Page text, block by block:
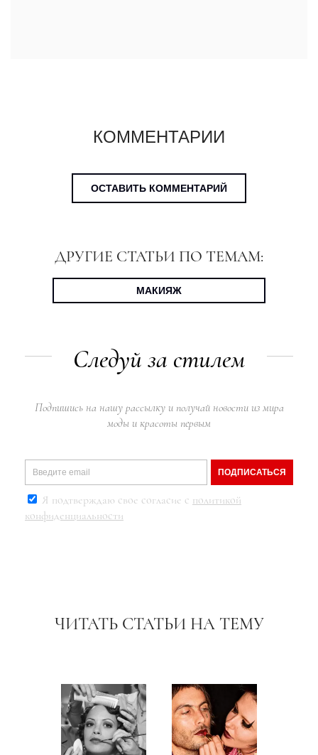
КОММЕНТАРИИ
ОСТАВИТЬ КОММЕНТАРИЙ
ДРУГИЕ СТАТЬИ ПО ТЕМАМ:
МАКИЯЖ
Следуй за стилем
Подпишись на нашу рассылку и получай новости из мира
моды и красоты первым
ПОДПИСАТЬСЯ
Я подтверждаю свое согласие с политикой
конфиденциальности
ЧИТАТЬ СТАТЬИ НА ТЕМУ